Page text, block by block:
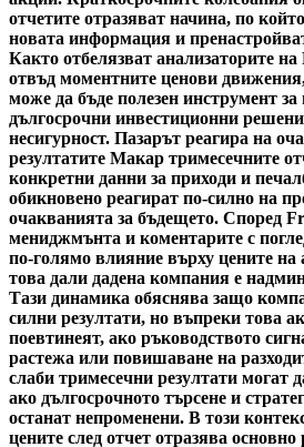
отчетите отразяват начина, по
новата информация и
Както отбелязват анализаторите на
отвъд моментните ценови
може да бъде полезен инструмент за
дългосрочни инвестиционни
несигурност. Пазарът реагира на
резултатите Макар тримесечните
конкретни данни за приходи и
обикновено реагират по-силно на
очакванията за бъдещето. Според
мениджмънта и коментарите с
по-голямо влияние върху цените на
това дали дадена компания е
Тази динамика обяснява защо
силни резултати, но въпреки това
поевтинеят, ако ръководството
растежа или повишаване на
слаби тримесечни резултати могат
ако дългосрочното търсене и
останат непроменени. В този
цените след отчет отразява